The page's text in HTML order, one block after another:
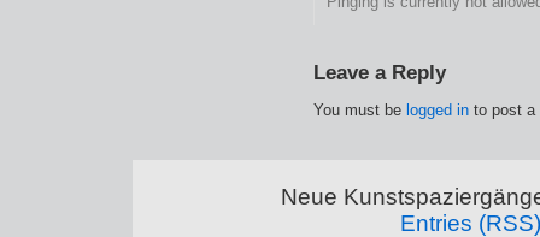
Leave a Reply
You must be logged in to post a
Neue
Entries (RSS)